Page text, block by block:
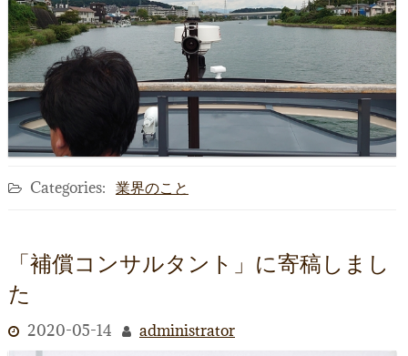
Categories: 業界のこと
「補償コンサルタント」に寄稿しまし
た
2020-05-14 administrator